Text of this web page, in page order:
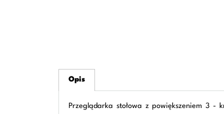
Opis
Przeglądarka stołowa z powiększeniem 3